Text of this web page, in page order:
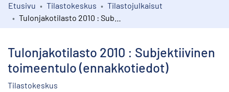
Kokoelmat
Etusivu Tilastokeskus
Tilastojulkaisut
Tulonjakotilasto 2010 : Subjektiivinen
toimeentulo (ennakkotiedot)
Tilastokeskus